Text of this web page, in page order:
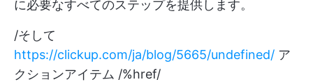
に必要なすべてのステップを提供します。
/そして
https://clickup.com/ja/blog/5665/undefined/ ア
クションアイテム /%href/